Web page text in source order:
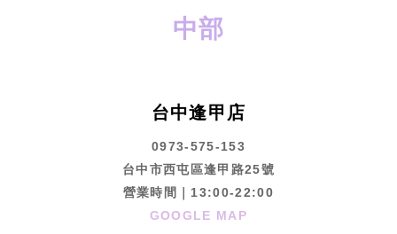
中部
台中逢甲店
0973-575-153
台中市西屯區逢甲路25號
營業時間｜13:00-22:00
GOOGLE MAP